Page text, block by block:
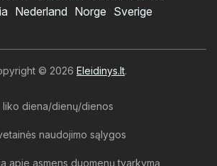
Nederland Norge Sverige
© 2026 Eleidinys.lt.
liko diena/dienų/dienos
naudojimo sąlygos
apie asmens duomenų tvarkymą